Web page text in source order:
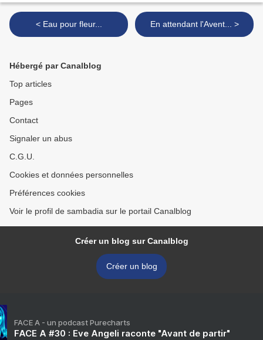
< Eau pour fleur... En attendant l'Avent... >
Hébergé par Canalblog
Top articles
Pages
Contact
Signaler un abus
C.G.U.
Cookies et données personnelles
Préférences cookies
Voir le profil de sambadia sur le portail Canalblog
Créer un blog sur Canalblog
Créer un blog
FACE A - un podcast Purecharts
FACE A #30 : Eve Angeli raconte "Avant de partir"